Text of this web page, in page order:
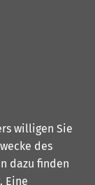
willigen Sie
des
dazu finden
. Eine